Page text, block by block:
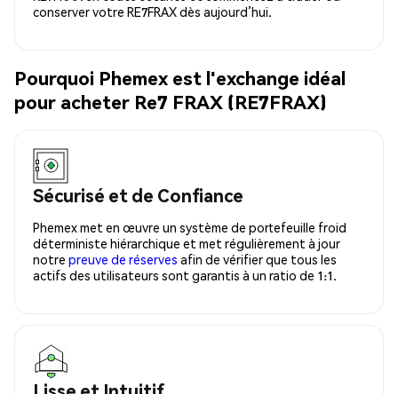
conserver votre RE7FRAX dès aujourd’hui.
Pourquoi Phemex est l'exchange idéal
pour acheter Re7 FRAX (RE7FRAX)
Sécurisé et de Confiance
Phemex met en œuvre un système de portefeuille froid
déterministe hiérarchique et met régulièrement à jour
notre preuve de réserves afin de vérifier que tous les
actifs des utilisateurs sont garantis à un ratio de 1:1.